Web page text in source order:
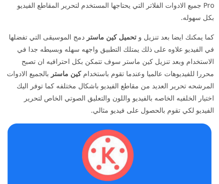
Pro جميع الادوات الفلاتر التي يحتاجها المستخدم لتحرير المقاطع الفيديو
بكل سهوله.
كما يمكنك ايضا بعد تنزيل و تحميل كين ماستر دمج الموسيقى التي تفضلها
في الفيديو علاوه على ذلك يمتلك التطبيق واجهه سهله وبسيطه جدا في
الاستخدام وبعد تنزيل كين ماستر سوف تتمكن بكل احترافيه ان تصبح
محررا للفيديوهات عالميا وعندما تقوم باستخدامكين ماستر بالجميع الادوات
المرشحه تحرير العديد من مقاطع الفيديو باشكال مختلفه كما توفر اليك
اختيار الخلفيه الخاصه بالفيديو واللون والتعليق الصوتي الخاص لتحرير
الفيديو لكي تقوم بالحصول على فيديو مثالي.